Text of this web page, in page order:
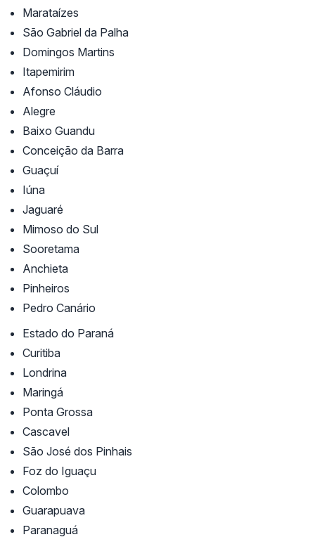
Marataízes
São Gabriel da Palha
Domingos Martins
Itapemirim
Afonso Cláudio
Alegre
Baixo Guandu
Conceição da Barra
Guaçuí
Iúna
Jaguaré
Mimoso do Sul
Sooretama
Anchieta
Pinheiros
Pedro Canário
Estado do Paraná
Curitiba
Londrina
Maringá
Ponta Grossa
Cascavel
São José dos Pinhais
Foz do Iguaçu
Colombo
Guarapuava
Paranaguá